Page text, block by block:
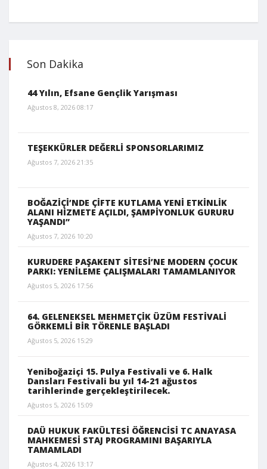
Son Dakika
44 Yılın, Efsane Gençlik Yarışması
Ağustos 8, 2026 08:17
TEŞEKKÜRLER DEĞERLİ SPONSORLARIMIZ
Ağustos 7, 2026 21:35
BOĞAZİÇİ’NDE ÇİFTE KUTLAMA YENİ ETKİNLİK
ALANI HİZMETE AÇILDI, ŞAMPİYONLUK GURURU
YAŞANDI”
Ağustos 7, 2026 10:20
KURUDERE PAŞAKENT SİTESİ’NE MODERN ÇOCUK
PARKI: YENİLEME ÇALIŞMALARI TAMAMLANIYOR
Ağustos 5, 2026 17:56
64. GELENEKSEL MEHMETÇİK ÜZÜM FESTİVALİ
GÖRKEMLİ BİR TÖRENLE BAŞLADI
Ağustos 5, 2026 15:29
Yeniboğaziçi 15. Pulya Festivali ve 6. Halk
Dansları Festivali bu yıl 14-21 ağustos
tarihlerinde gerçekleştirilecek.
Ağustos 5, 2026 15:09
DAÜ HUKUK FAKÜLTESİ ÖĞRENCİSİ TC ANAYASA
MAHKEMESİ STAJ PROGRAMINI BAŞARIYLA
TAMAMLADI
Ağustos 4, 2026 13:17